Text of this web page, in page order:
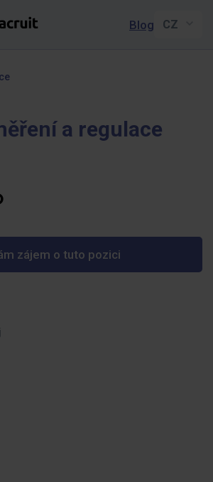
Blog
a regulace
zájem o tuto pozici